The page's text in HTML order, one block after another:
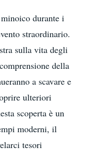
durante i
straordinario.
sulla vita degli
della
a scavare e
ulteriori
scoperta è un
moderni, il
tesori